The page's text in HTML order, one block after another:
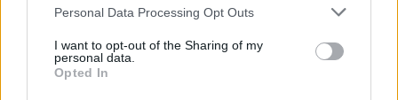
Please note that this website/app uses one or more Google
not limited to your visit or usage behaviour. You may click to
grant or deny consent to Google and its third-party tags to
use your data for below specified purposes in below Google
Personal Data Processing Opt Outs
I want to opt-out of the Sharing of my
personal data.
Opted In